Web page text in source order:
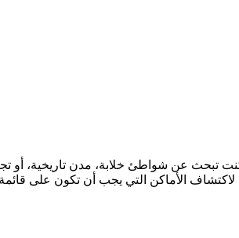
تبحث عن شواطئ خلابة، مدن تاريخية، أو
الأماكن التي يجب أن تكون على